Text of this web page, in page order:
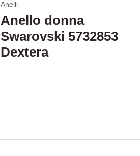
Anelli
Anello donna
Swarovski 5732853
Dextera